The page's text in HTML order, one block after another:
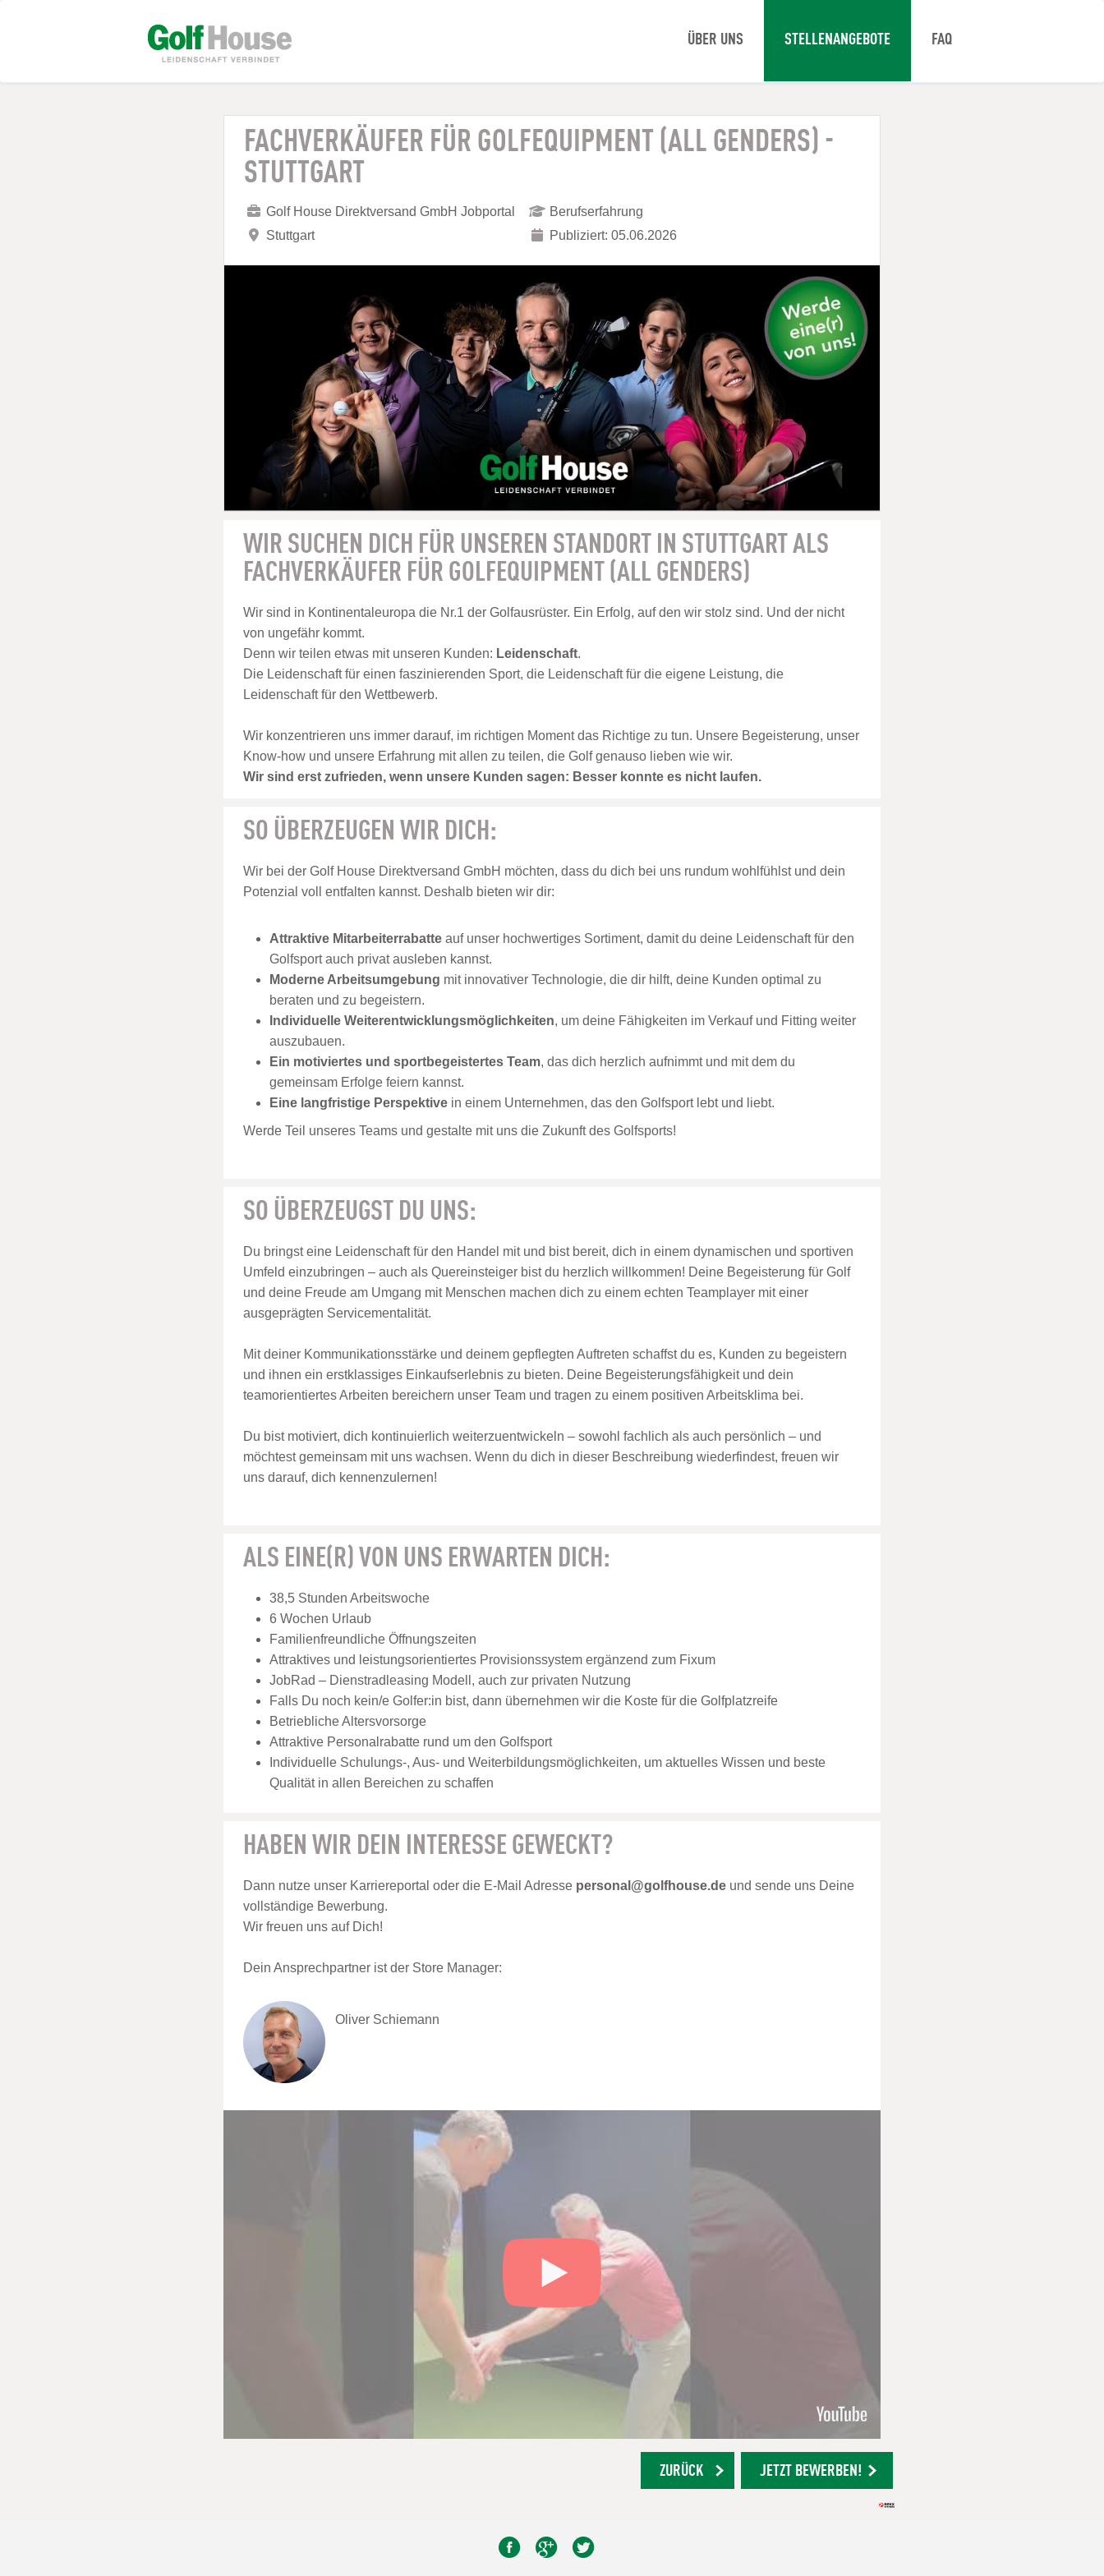
ÜBER UNS STELLENANGEBOTE FAQ
FACHVERKÄUFER FÜR GOLFEQUIPMENT (ALL GENDERS) -
STUTTGART
Golf House Direktversand GmbH Jobportal
Stuttgart
Berufserfahrung
Publiziert: 05.06.2026
WIR SUCHEN DICH FÜR UNSEREN STANDORT IN STUTTGART ALS
FACHVERKÄUFER FÜR GOLFEQUIPMENT (ALL GENDERS)
Wir sind in Kontinentaleuropa die Nr.1 der Golfausrüster. Ein Erfolg, auf den wir stolz sind. Und der nicht
von ungefähr kommt.
Denn wir teilen etwas mit unseren Kunden: Leidenschaft.
Die Leidenschaft für einen faszinierenden Sport, die Leidenschaft für die eigene Leistung, die
Leidenschaft für den Wettbewerb.
Wir konzentrieren uns immer darauf, im richtigen Moment das Richtige zu tun. Unsere Begeisterung, unser
Know-how und unsere Erfahrung mit allen zu teilen, die Golf genauso lieben wie wir.
Wir sind erst zufrieden, wenn unsere Kunden sagen: Besser konnte es nicht laufen.
SO ÜBERZEUGEN WIR DICH:
Wir bei der Golf House Direktversand GmbH möchten, dass du dich bei uns rundum wohlfühlst und dein
Potenzial voll entfalten kannst. Deshalb bieten wir dir:
Attraktive Mitarbeiterrabatte auf unser hochwertiges Sortiment, damit du deine Leidenschaft für den
Golfsport auch privat ausleben kannst.
Moderne Arbeitsumgebung mit innovativer Technologie, die dir hilft, deine Kunden optimal zu
beraten und zu begeistern.
Individuelle Weiterentwicklungsmöglichkeiten, um deine Fähigkeiten im Verkauf und Fitting weiter
auszubauen.
Ein motiviertes und sportbegeistertes Team, das dich herzlich aufnimmt und mit dem du
gemeinsam Erfolge feiern kannst.
Eine langfristige Perspektive in einem Unternehmen, das den Golfsport lebt und liebt.
Werde Teil unseres Teams und gestalte mit uns die Zukunft des Golfsports!
SO ÜBERZEUGST DU UNS:
Du bringst eine Leidenschaft für den Handel mit und bist bereit, dich in einem dynamischen und sportiven
Umfeld einzubringen – auch als Quereinsteiger bist du herzlich willkommen! Deine Begeisterung für Golf
und deine Freude am Umgang mit Menschen machen dich zu einem echten Teamplayer mit einer
ausgeprägten Servicementalität.
Mit deiner Kommunikationsstärke und deinem gepflegten Auftreten schaffst du es, Kunden zu begeistern
und ihnen ein erstklassiges Einkaufserlebnis zu bieten. Deine Begeisterungsfähigkeit und dein
teamorientiertes Arbeiten bereichern unser Team und tragen zu einem positiven Arbeitsklima bei.
Du bist motiviert, dich kontinuierlich weiterzuentwickeln – sowohl fachlich als auch persönlich – und
möchtest gemeinsam mit uns wachsen. Wenn du dich in dieser Beschreibung wiederfindest, freuen wir
uns darauf, dich kennenzulernen!
ALS EINE(R) VON UNS ERWARTEN DICH:
38,5 Stunden Arbeitswoche
6 Wochen Urlaub
Familienfreundliche Öffnungszeiten
Attraktives und leistungsorientiertes Provisionssystem ergänzend zum Fixum
JobRad – Dienstradleasing Modell, auch zur privaten Nutzung
Falls Du noch kein/e Golfer:in bist, dann übernehmen wir die Koste für die Golfplatzreife
Betriebliche Altersvorsorge
Attraktive Personalrabatte rund um den Golfsport
Individuelle Schulungs-, Aus- und Weiterbildungsmöglichkeiten, um aktuelles Wissen und beste
Qualität in allen Bereichen zu schaffen
HABEN WIR DEIN INTERESSE GEWECKT?
Dann nutze unser Karriereportal oder die E-Mail Adresse personal@golfhouse.de und sende uns Deine
vollständige Bewerbung.
Wir freuen uns auf Dich!
Dein Ansprechpartner ist der Store Manager:
Oliver Schiemann
ZURÜCK JETZT BEWERBEN!